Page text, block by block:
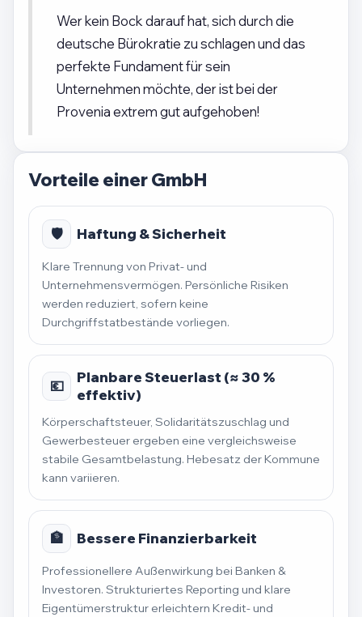
Wer kein Bock darauf hat, sich durch die
deutsche Bürokratie zu schlagen und das
perfekte Fundament für sein
Unternehmen möchte, der ist bei der
Provenia extrem gut aufgehoben!
Vorteile einer GmbH
🛡️ Haftung & Sicherheit
Klare Trennung von Privat- und
Unternehmensvermögen. Persönliche Risiken
werden reduziert, sofern keine
Durchgriffstatbestände vorliegen.
💶
Planbare Steuerlast (≈ 30 %
effektiv)
Körperschaftsteuer, Solidaritätszuschlag und
Gewerbesteuer ergeben eine vergleichsweise
stabile Gesamtbelastung. Hebesatz der Kommune
kann variieren.
🏦 Bessere Finanzierbarkeit
Professionellere Außenwirkung bei Banken &
Investoren. Strukturiertes Reporting und klare
Eigentümerstruktur erleichtern Kredit- und